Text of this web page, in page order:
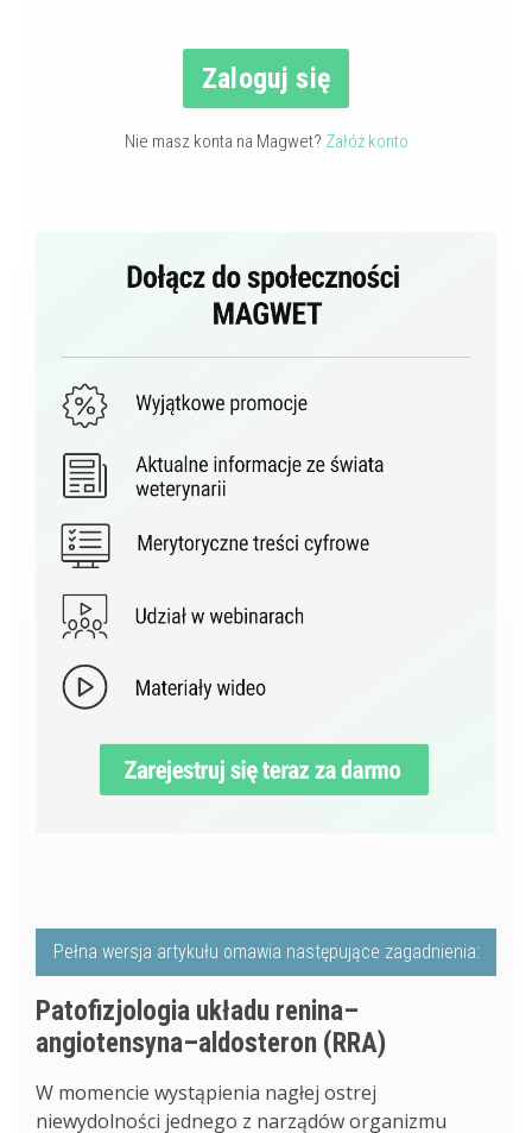
Zaloguj się
Nie masz konta na Magwet? Załóż konto
Pełna wersja artykułu omawia następujące zagadnienia:
Patofizjologia układu renina–
angiotensyna–aldosteron (RRA)
W momencie wystąpienia nagłej ostrej
niewydolności jednego z narządów organizmu